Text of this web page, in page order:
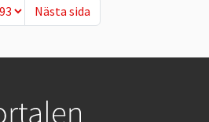
Nästa sida
Nästa sida